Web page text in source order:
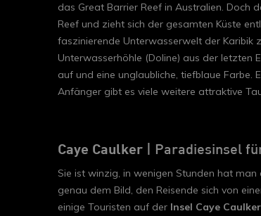
das Great Barrier Reef in Australien. Doch
Reef und zieht sich der gesamten Küste
faszinierende Unterwasserwelt der Karibik
Unterwasserhöhle (Doline) aus der letzten
auf und eine unglaubliche, tiefblaue Farbe.
Anfänger gibt es viele weitere attraktive
Caye Caulker | Paradiesinsel
Sie ist winzig, in wenigen Stunden hat
genau dem Bild, den Reisende sich von
einige Touristen auf der Insel Caye Caulker